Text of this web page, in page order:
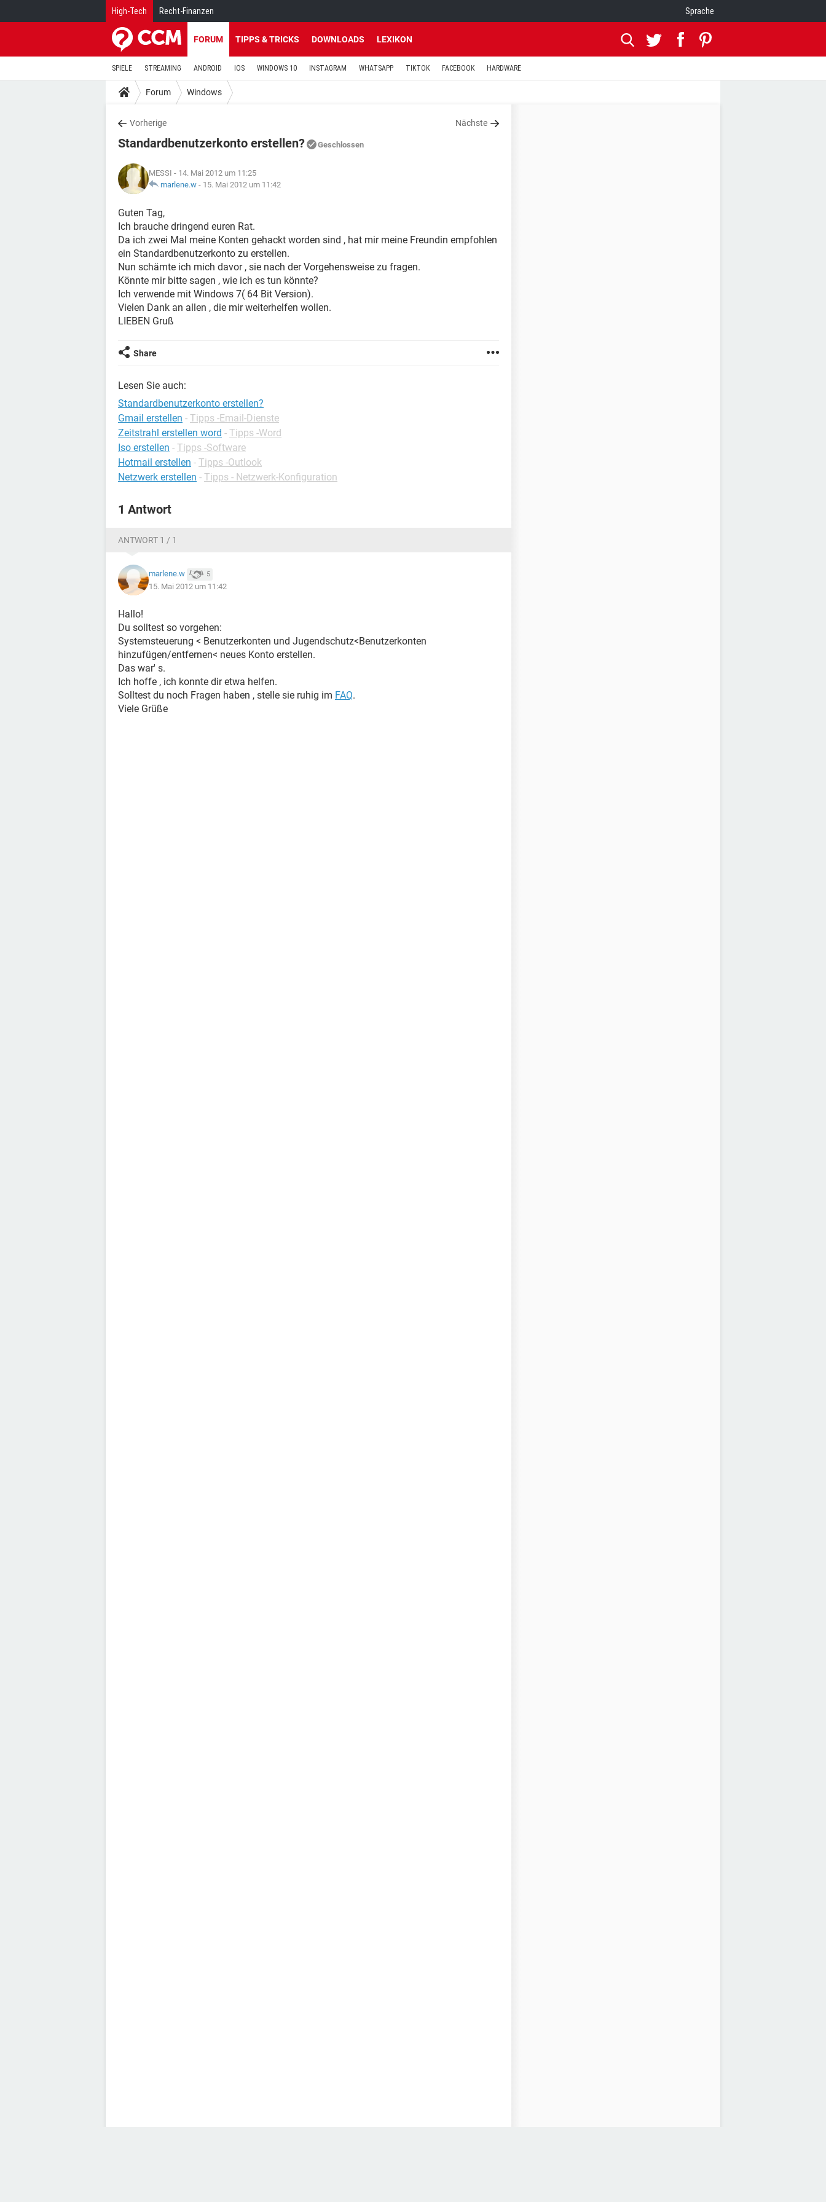
High-Tech Recht-Finanzen Sprache
FORUM TIPPS & TRICKS DOWNLOADS LEXIKON
SPIELE STREAMING ANDROID IOS WINDOWS 10 INSTAGRAM WHATSAPP TIKTOK FACEBOOK HARDWARE
Forum Windows
Vorherige Nächste
Standardbenutzerkonto erstellen? Geschlossen
MESSI - 14. Mai 2012 um 11:25
marlene.w - 15. Mai 2012 um 11:42
Guten Tag,
Ich brauche dringend euren Rat.
Da ich zwei Mal meine Konten gehackt worden sind , hat mir meine Freundin empfohlen
ein Standardbenutzerkonto zu erstellen.
Nun schämte ich mich davor , sie nach der Vorgehensweise zu fragen.
Könnte mir bitte sagen , wie ich es tun könnte?
Ich verwende mit Windows 7( 64 Bit Version).
Vielen Dank an allen , die mir weiterhelfen wollen.
LIEBEN Gruß
Share
Lesen Sie auch:
Standardbenutzerkonto erstellen?
Gmail erstellen - Tipps -Email-Dienste
Zeitstrahl erstellen word - Tipps -Word
Iso erstellen - Tipps -Software
Hotmail erstellen - Tipps -Outlook
Netzwerk erstellen - Tipps - Netzwerk-Konfiguration
1 Antwort
ANTWORT 1 / 1
marlene.w 5
15. Mai 2012 um 11:42
Hallo!
Du solltest so vorgehen:
Systemsteuerung < Benutzerkonten und Jugendschutz<Benutzerkonten
hinzufügen/entfernen< neues Konto erstellen.
Das war' s.
Ich hoffe , ich konnte dir etwa helfen.
Solltest du noch Fragen haben , stelle sie ruhig im FAQ.
Viele Grüße